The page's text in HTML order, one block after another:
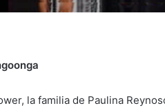
la familia de Paulina